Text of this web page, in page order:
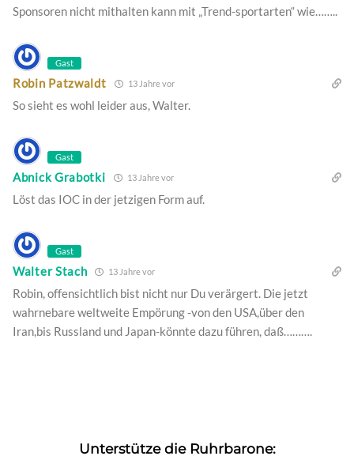
Sponsoren nicht mithalten kann mit „Trend-sportarten“ wie……..
Gast
Robin Patzwaldt 13 Jahre vor
So sieht es wohl leider aus, Walter.
Gast
Abnick Grabotki 13 Jahre vor
Löst das IOC in der jetzigen Form auf.
Gast
Walter Stach 13 Jahre vor
Robin, offensichtlich bist nicht nur Du verärgert. Die jetzt
wahrnebare weltweite Empörung -von den USA,über den
Iran,bis Russland und Japan-könnte dazu führen, daß……….
Unterstütze die Ruhrbarone: